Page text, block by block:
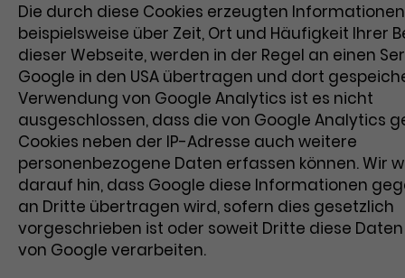
Die durch diese Cookies erzeugten
beispielsweise über Zeit, Ort und Häufigkeit Ihrer
dieser Webseite, werden in der Regel an einen
Google in den USA übertragen und dort
Verwendung von Google Analytics ist es nicht
ausgeschlossen, dass die von Google Analytics
Cookies neben der IP-Adresse auch weitere
personenbezogene Daten erfassen können. Wir
darauf hin, dass Google diese Informationen
an Dritte übertragen wird, sofern dies gesetzlich
vorgeschrieben ist oder soweit Dritte diese
von Google verarbeiten.